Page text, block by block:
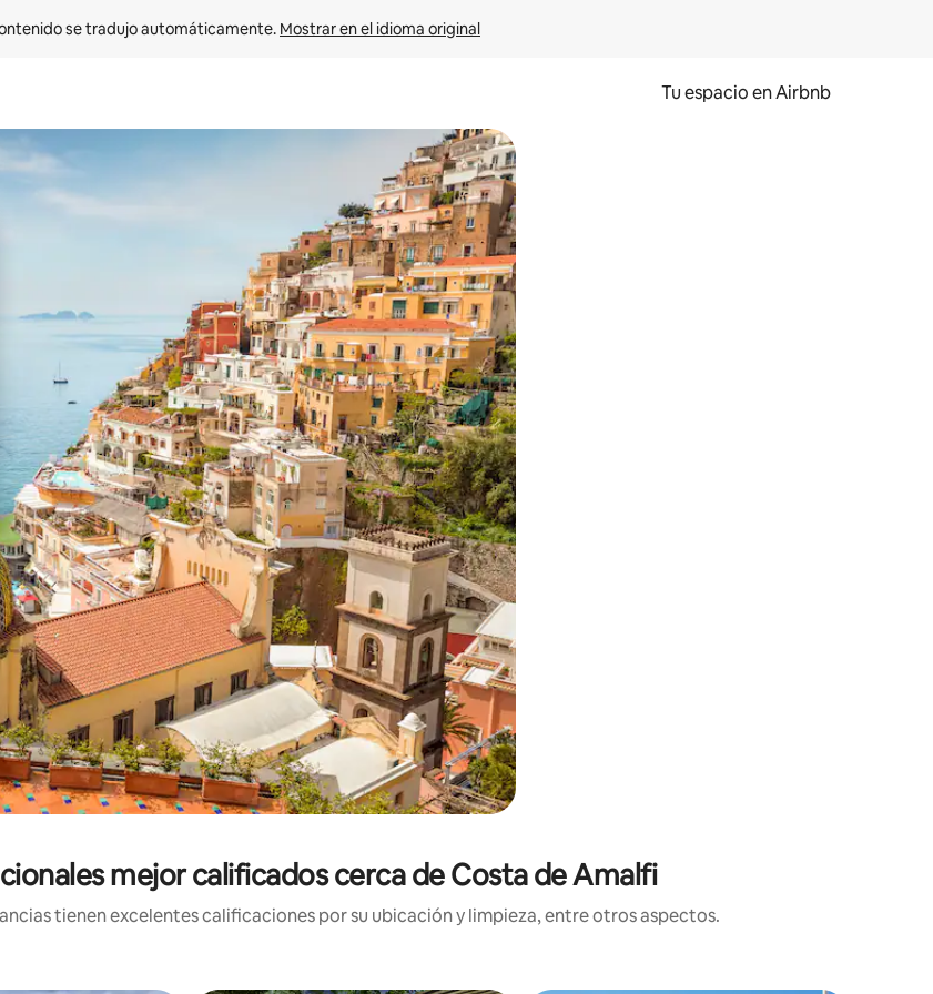
se tradujo automáticamente. Mostrar en el idioma original
Tu espacio en Airbnb
las teclas de las flechas hacia arriba y hacia abajo, o bien tocando y deslizando la pantalla.
mejor calificados cerca de Costa de Amalfi
tienen excelentes calificaciones por su ubicación y limpieza, entre otros aspectos.